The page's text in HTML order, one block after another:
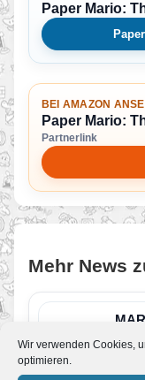
Wir verwenden Cookies,
optimieren.
Paper Mario:
BEI AMAZON
Paper Mario:
Partnerlink
Mehr News